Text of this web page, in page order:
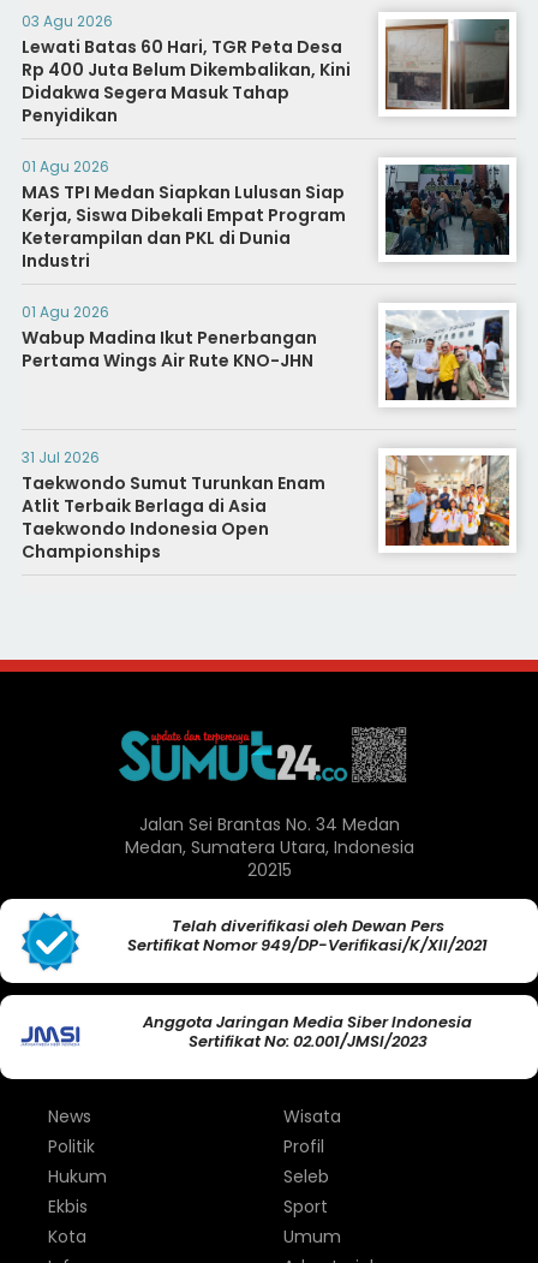
03 Agu 2026
Lewati Batas 60 Hari, TGR Peta Desa
Rp 400 Juta Belum Dikembalikan, Kini
Didakwa Segera Masuk Tahap
Penyidikan
01 Agu 2026
MAS TPI Medan Siapkan Lulusan Siap
Kerja, Siswa Dibekali Empat Program
Keterampilan dan PKL di Dunia
Industri
01 Agu 2026
Wabup Madina Ikut Penerbangan
Pertama Wings Air Rute KNO-JHN
31 Jul 2026
Taekwondo Sumut Turunkan Enam
Atlit Terbaik Berlaga di Asia
Taekwondo Indonesia Open
Championships
Jalan Sei Brantas No. 34 Medan
Medan, Sumatera Utara, Indonesia
20215
Telah diverifikasi oleh Dewan Pers
Sertifikat Nomor 949/DP-Verifikasi/K/XII/2021
Anggota Jaringan Media Siber Indonesia
Sertifikat No: 02.001/JMSI/2023
News
Politik
Hukum
Ekbis
Kota
Wisata
Profil
Seleb
Sport
Umum